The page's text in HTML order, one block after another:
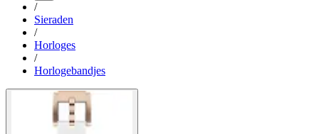
/
Sieraden
/
Horloges
/
Horlogebandjes